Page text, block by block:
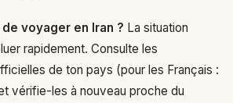
voyager en Iran ? La situation
rapidement. Consulte les
de ton pays (pour les Français :
vérifie-les à nouveau proche du